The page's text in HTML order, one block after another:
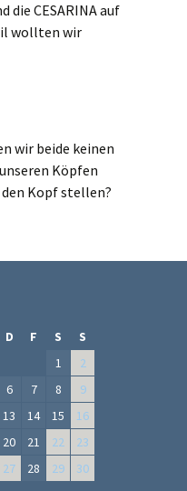
die CESARINA auf
wollten wir
wir beide keinen
Köpfen
den Kopf stellen?
D F S S
1
2
6 7 8
9
13 14 15
16
20 21 22
23
27 28 29
30